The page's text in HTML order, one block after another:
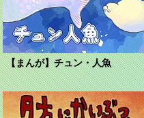
【まんが】チュン・人魚